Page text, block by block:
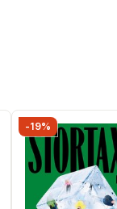
-19%